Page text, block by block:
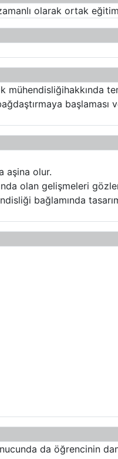
olarak ortak
başlaması
aşina olur.
olan gelişmeleri
bağlamında
da öğrencinin